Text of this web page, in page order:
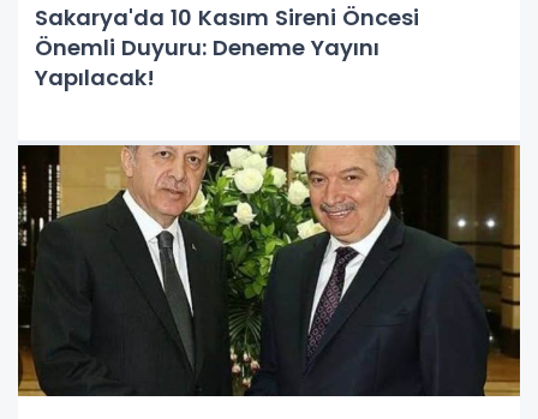
Sakarya'da 10 Kasım Sireni Öncesi
Önemli Duyuru: Deneme Yayını
Yapılacak!